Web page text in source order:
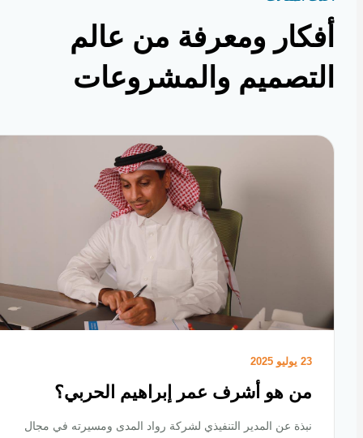
ومعرفة من عالم
والمشروعات
من هو أشرف عمر إبراهيم الحربي؟
نبذة عن المدير التنفيذي لشركة رواد المدى ومسيرته في مجال